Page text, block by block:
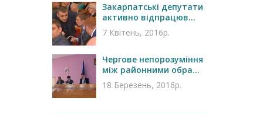
Закарпатські депутати
активно відпрацюв...
7 Квітень, 2016р.
Чергове непорозуміння
між районними обра...
18 Березень, 2016р.